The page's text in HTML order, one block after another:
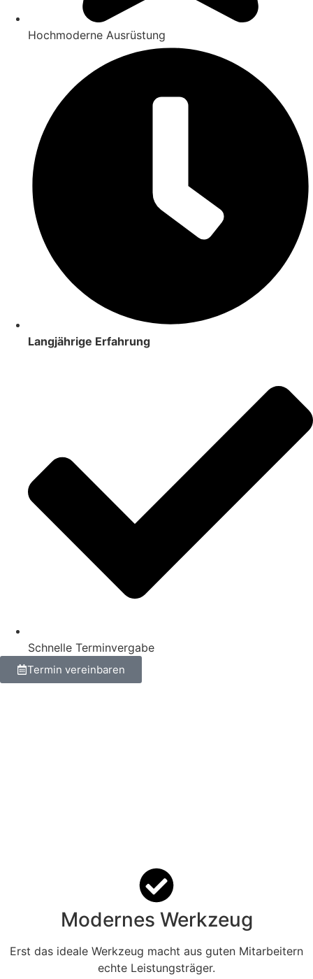
Hochmoderne Ausrüstung
Langjährige Erfahrung
Schnelle Terminvergabe
Termin vereinbaren
Modernes Werkzeug
Erst das ideale Werkzeug macht aus guten Mitarbeitern
echte Leistungsträger.